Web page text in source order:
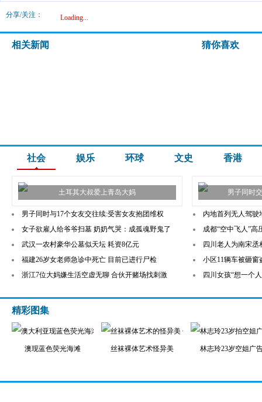
分享/关注： Loading...
相关新闻 猜你喜欢
社会 娱乐 环球 文史 香港
土耳其大叔爱上青岛大妈 男子同时
男子同时与17个女友交往续:受害女友抱团维权
女子欲雇人给爷爷扫墓 奶奶气哭：成孤魂野鬼了
武汉一农村豪华公墓似天坛 耗资8亿元
福建26岁女老师急诊中死亡 目前已进行尸检
浙江7位大妈嫌生活空虚无聊 合伙开赌场找刺激
内地首列无人驾驶
成都“空中飞人”高
四川老人为南宋丞
小区11辆车被砸窗
四川女孩“想一个
精彩图集
澳现蓝色荧光海滩 丝袜裸体艺术怪异美 林志玲23岁空姐广